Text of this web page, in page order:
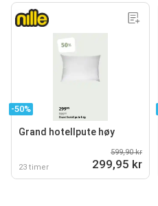
-50%
Grand hotellpute høy
23 timer
599,90 kr
299,95 kr